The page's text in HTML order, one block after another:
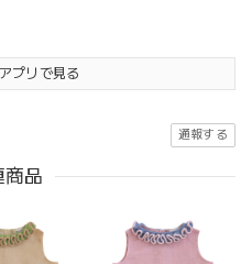
プリで見る
通報する
商品